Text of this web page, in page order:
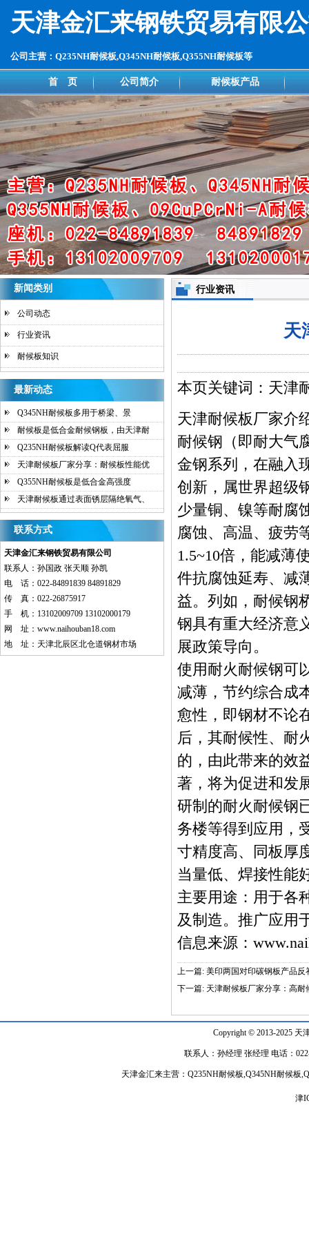
天津金汇来钢铁贸易有限
公司主营：Q235NH耐候板,Q345NH耐候板,Q355NH耐候板等
首 页 公司简介 耐候板产品
新闻类别
公司动态
行业资讯
耐候板知识
最新动态
Q345NH耐候板多用于桥梁、景
耐候板是低合金耐候钢板，由天津耐
Q235NH耐候板解读Q代表屈服
天津耐候板厂家分享：耐候板性能优
Q355NH耐候板是低合金高强度
天津耐候板通过表面锈层隔绝氧气、
联系方式
天津金汇来钢铁贸易有限公司
联系人：孙国政 张天顺 孙凯
电 话：022-84891839 84891829
传 真：022-26875917
手 机：13102009709 13102000179
网 址： www.naihouban18.com
地 址：天津北辰区北仓道钢材市场
行业资讯
天
本页关键词：天津
天津耐候板厂家介
耐候钢（即耐大气
金钢系列，在融入
创新，属世界超级
少量铜、镍等耐腐
腐蚀、高温、疲劳
1.5~10倍，能减薄
件抗腐蚀延寿、减
益。列如，耐候钢
钢具有重大经济意
展政策导向。
使用耐火耐候钢可
减薄，节约综合成
愈性，即钢材不论
后，其耐候性、耐
的，由此带来的效
著，将为促进和发
研制的耐火耐候钢
务楼等得到应用，
寸精度高、同板厚
当量低、焊接性能
主要用途：用于各
及制造。推广应用
信息来源：
上一篇: 美印两国对印碳钢板产品反
下一篇: 天津耐候板厂家分享：高
Copyright © 2013-2025 天
联系人：孙经理 张经理 电话：
天津金汇来主营：Q235NH耐候板,Q345NH耐候板
津